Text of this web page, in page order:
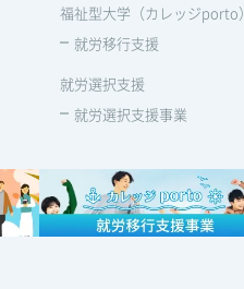
福祉型大学（カレッジporto）
就労移行支援
就労選択支援
就労選択支援事業